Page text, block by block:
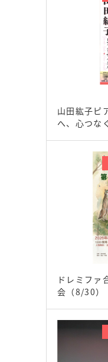
山田紘子ピ
へ、心つな
ドレミフ
会（8/30）